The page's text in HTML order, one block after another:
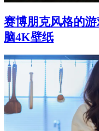
赛博朋克风格的
脑4K壁纸